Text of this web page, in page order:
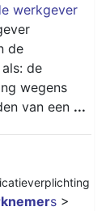
werkgever
de
de
wegens
van een ...
s >